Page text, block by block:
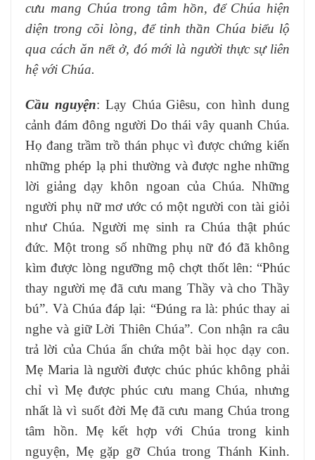
cưu mang Chúa trong tâm hồn, để Chúa hiện
diện trong cõi lòng, để tinh thần Chúa biểu lộ
qua cách ăn nết ở, đó mới là người thực sự liên
hệ với Chúa.
Cầu nguyện: Lạy Chúa Giêsu, con hình dung
cảnh đám đông người Do thái vây quanh Chúa.
Họ đang trầm trồ thán phục vì được chứng kiến
những phép lạ phi thường và được nghe những
lời giảng dạy khôn ngoan của Chúa. Những
người phụ nữ mơ ước có một người con tài giỏi
như Chúa. Người mẹ sinh ra Chúa thật phúc
đức. Một trong số những phụ nữ đó đã không
kìm được lòng ngưỡng mộ chợt thốt lên: “Phúc
thay người mẹ đã cưu mang Thầy và cho Thầy
bú”. Và Chúa đáp lại: “Đúng ra là: phúc thay ai
nghe và giữ Lời Thiên Chúa”. Con nhận ra câu
trả lời của Chúa ẩn chứa một bài học dạy con.
Mẹ Maria là người được chúc phúc không phải
chỉ vì Mẹ được phúc cưu mang Chúa, nhưng
nhất là vì suốt đời Mẹ đã cưu mang Chúa trong
tâm hồn. Mẹ kết hợp với Chúa trong kinh
nguyện, Mẹ gặp gỡ Chúa trong Thánh Kinh.